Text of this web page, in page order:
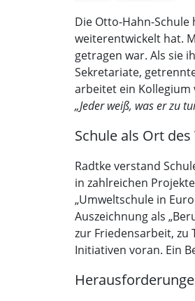
Die Otto-Hahn-
weiterentwickelt hat.
getragen war. Als sie
Sekretariate,
arbeitet ein
„Jeder weiß, was er zu
Schule als Ort
Radtke verstand
in zahlreichen
„Umweltschule in
Auszeichnung als
zur Friedensarbeit, zu
Initiativen voran. Ein